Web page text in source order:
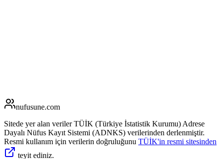
nufusune.com
Sitede yer alan veriler TÜİK (Türkiye İstatistik Kurumu) Adrese
Dayalı Nüfus Kayıt Sistemi (ADNKS) verilerinden derlenmiştir.
Resmi kullanım için verilerin doğruluğunu TÜİK'in resmi sitesinden
teyit ediniz.